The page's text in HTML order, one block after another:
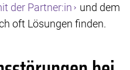
der Partner:in
und dem
oft Lösungen finden.